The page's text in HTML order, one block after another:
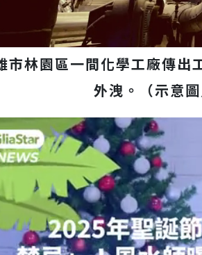
林園區一間化學工廠傳出
外洩。（示意